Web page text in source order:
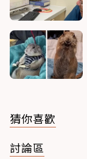
猜你喜歡
討論區